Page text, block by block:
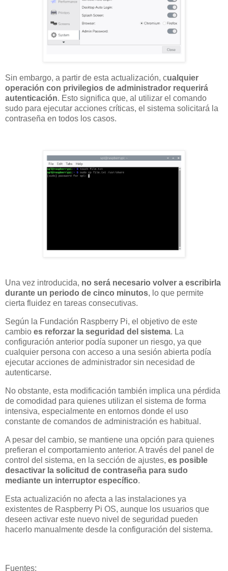
Sin embargo, a partir de esta actualización, cualquier
operación con privilegios de administrador requerirá
autenticación. Esto significa que, al utilizar el comando
sudo para ejecutar acciones críticas, el sistema solicitará la
contraseña en todos los casos.
Una vez introducida, no será necesario volver a escribirla
durante un periodo de cinco minutos, lo que permite
cierta fluidez en tareas consecutivas.
Según la Fundación Raspberry Pi, el objetivo de este
cambio es reforzar la seguridad del sistema. La
configuración anterior podía suponer un riesgo, ya que
cualquier persona con acceso a una sesión abierta podía
ejecutar acciones de administrador sin necesidad de
autenticarse.
No obstante, esta modificación también implica una pérdida
de comodidad para quienes utilizan el sistema de forma
intensiva, especialmente en entornos donde el uso
constante de comandos de administración es habitual.
A pesar del cambio, se mantiene una opción para quienes
prefieran el comportamiento anterior. A través del panel de
control del sistema, en la sección de ajustes, es posible
desactivar la solicitud de contraseña para sudo
mediante un interruptor específico.
Esta actualización no afecta a las instalaciones ya
existentes de Raspberry Pi OS, aunque los usuarios que
deseen activar este nuevo nivel de seguridad pueden
hacerlo manualmente desde la configuración del sistema.
Fuentes: